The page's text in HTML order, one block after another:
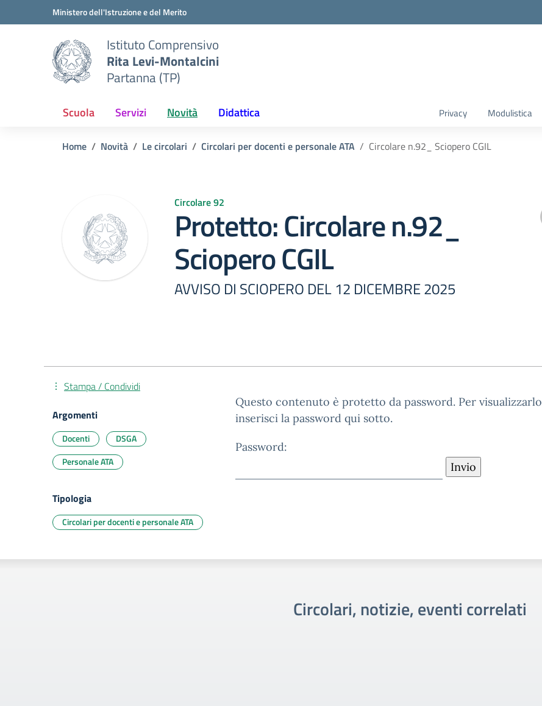
Vai ai contenuti
Vai al menu di navigazioneMinistero dell'Istruzione e del Merito
Istituto Comprensivo
Rita Levi-Montalcini
Partanna (TP)
Scuola Servizi Novità Didattica Privacy Modulistica
Home Novità Le circolari Circolari per docenti e personale ATA Circolare n.92_ Sciopero CGIL
Circolare 92
Protetto: Circolare n.92_
Sciopero CGIL
AVVISO DI SCIOPERO DEL 12 DICEMBRE 2025
Questo contenuto è protetto da password. Per visualizzarlo
inserisci la password qui sotto.
Password:
Stampa / Condividi
Argomenti
Docenti
DSGA
Personale ATA
Tipologia
Circolari per docenti e personale ATA
Circolari, notizie, eventi correlati